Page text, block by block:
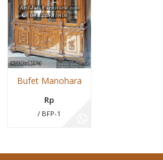
Bufet Manohara
Rp
/ BFP-1